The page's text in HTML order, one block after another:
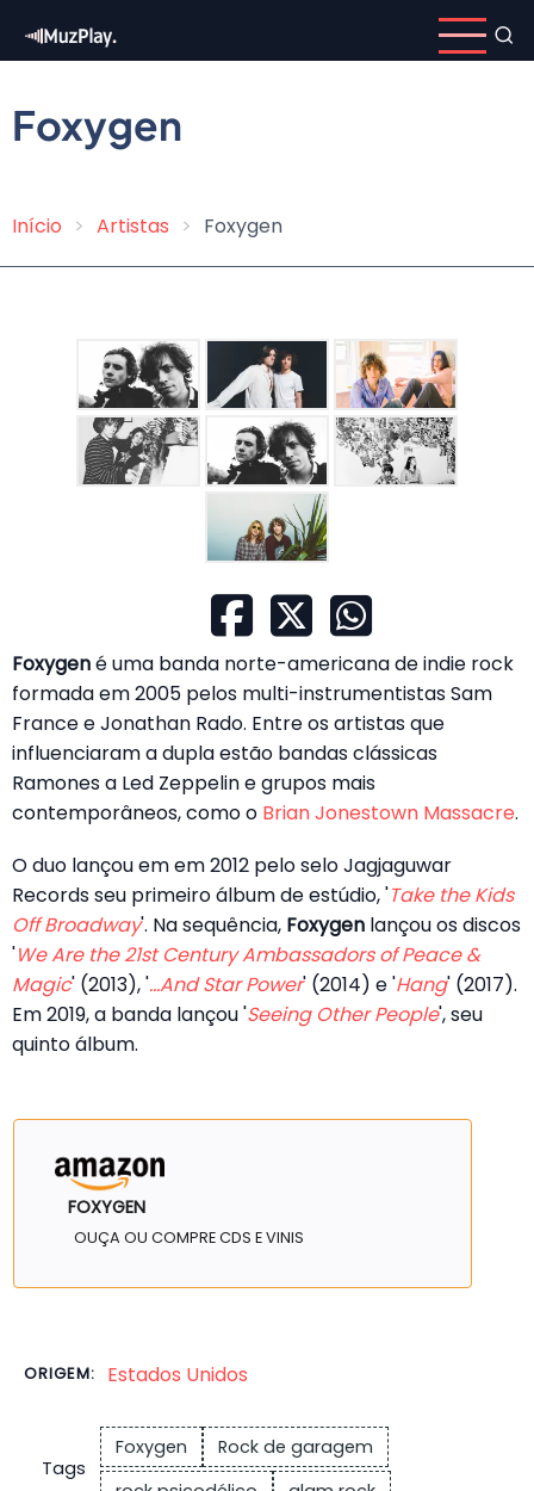
para
conteúdo
principal
Foxygen
Trilha
navegação
Início Artistas Foxygen
Foxygené uma banda norte-americana de indie rock
formada em 2005 pelos multi-instrumentistas Sam
France e Jonathan Rado. Entre os artistas que
influenciaram a dupla estão bandas clássicas
Ramones a Led Zeppelin e grupos mais
contemporâneos, como o Brian Jonestown Massacre.
O duo lançou em em 2012 pelo selo Jagjaguwar
Records seu primeiro álbum de estúdio, 'Take the Kids
Off Broadway'. Na sequência, Foxygen lançou os discos
'We Are the 21st Century Ambassadors of Peace &
Magic' (2013), '...And Star Power' (2014) e 'Hang' (2017).
Em 2019, a banda lançou 'Seeing Other People', seu
quinto álbum.
FOXYGEN
OUÇA OU COMPRE CDS E VINIS
ORIGEM: Estados Unidos
Tags
Foxygen
Rock de garagem